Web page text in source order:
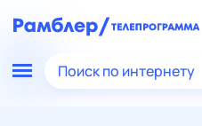
Поиск по интернету